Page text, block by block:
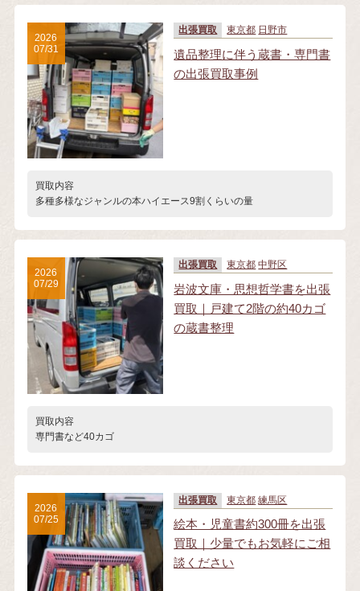
出張買取 東京都 日野市
遺品整理に伴う蔵書・専門書
の出張買取事例
買取内容
多種多様なジャンルの本ハイエース9割くらいの量
2026
07/31
出張買取 東京都 中野区
岩波文庫・思想哲学書を出張
買取｜戸建て2階の約40カゴ
の蔵書整理
買取内容
専門書など40カゴ
2026
07/29
出張買取 東京都 練馬区
絵本・児童書約300冊を出張
買取｜少量でもお気軽にご相
談ください
2026
07/25